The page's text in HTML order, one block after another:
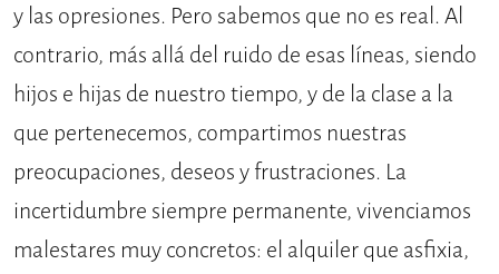
y las opresiones. Pero sabemos que no es real. Al
contrario, más allá del ruido de esas líneas, siendo
hijos e hijas de nuestro tiempo, y de la clase a la
que pertenecemos, compartimos nuestras
preocupaciones, deseos y frustraciones. La
incertidumbre siempre permanente, vivenciamos
malestares muy concretos: el alquiler que asfixia,